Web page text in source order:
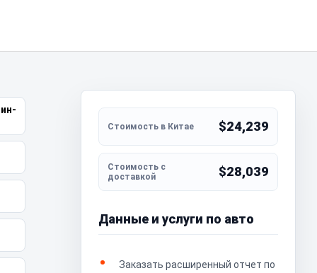
$24,239
$28,039
Данные и услуги по авто
Заказать расширенный отчет по